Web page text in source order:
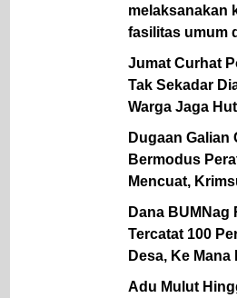
melaksanakan
fasilitas umum
Jumat Curhat
Tak Sekadar
Warga Jaga
Dugaan Galian
Bermodus
Mencuat,
Tinjauan Lokasi
Dana BUMNag
Tercatat 100
Desa, Ke
Adu Mulut